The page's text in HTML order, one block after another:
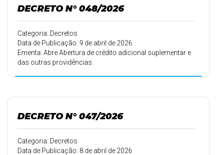
DECRETO N° 048/2026
Categoria: Decretos
Data de Publicação: 9 de abril de 2026
Ementa: Abre Abertura de crédito adicional suplementar e
das outras providências.
DECRETO N° 047/2026
Categoria: Decretos
Data de Publicação: 8 de abril de 2026